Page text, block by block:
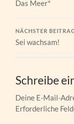
Das Meer*
NÄCHSTER
Sei wachsam!
Schreibe
Deine E-Mail-
Erforderliche